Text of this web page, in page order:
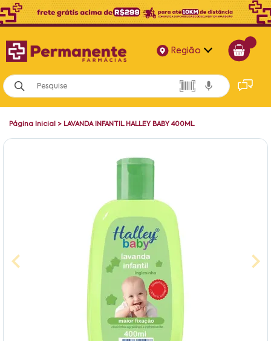
Região
Alagoas
Bahia
Página Inicial > LAVANDA INFANTIL HALLEY BABY 400ML